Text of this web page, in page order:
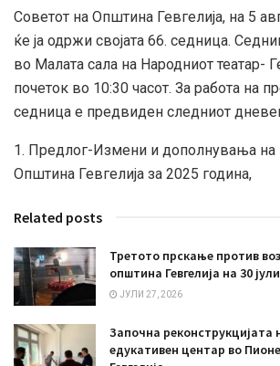
Советот на Општина Гевгелија, на 5
ќе ја одржи својата 66. седница.
во Малата сала на Народниот театар-
почеток во 10:30 часот. За работа на
седница е предвиден следниот
1. Предлог-Измени и дополнувања на
Општина Гевгелија за 2025 година,
Related posts
Третото прскање против
општина Гевгелија на 30
ЈУЛИ 27, 2026
Започна реконструкцијата
едукативен центар во